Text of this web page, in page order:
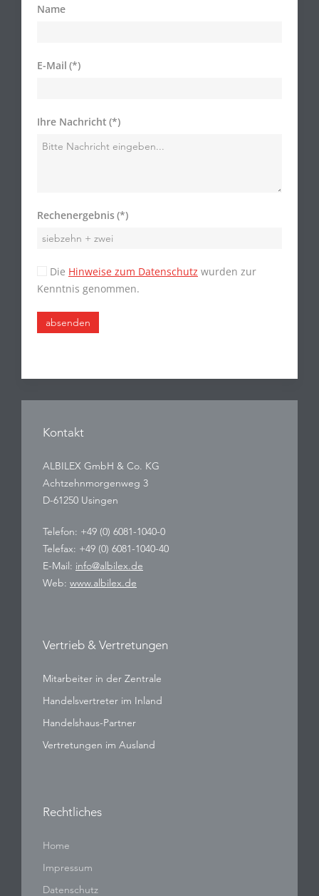
Name
E-Mail (*)
Ihre Nachricht (*)
Rechenergebnis(*)
Die Hinweise zum Datenschutz wurden zur
Kenntnis genommen.
absenden
Kontakt
ALBILEX GmbH & Co. KG
Achtzehnmorgenweg 3
D-61250 Usingen
Telefon: +49 (0) 6081-1040-0
Telefax: +49 (0) 6081-1040-40
E-Mail: info@albilex.de
Web: www.albilex.de
Vertrieb & Vertretungen
Mitarbeiter in der Zentrale
Handelsvertreter im Inland
Handelshaus-Partner
Vertretungen im Ausland
Rechtliches
Home
Impressum
Datenschutz